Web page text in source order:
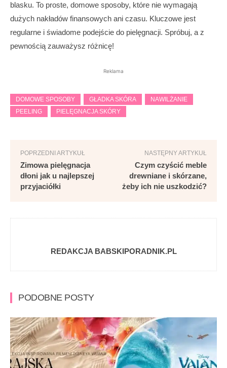
blasku. To proste, domowe sposoby, które nie wymagają
dużych nakładów finansowych ani czasu. Kluczowe jest
regularne i świadome podejście do pielęgnacji. Spróbuj, a z
pewnością zauważysz różnicę!
Reklama
DOMOWE SPOSOBY GŁADKA SKÓRA
NAWILŻANIE
PEELING
PIELĘGNACJA SKÓRY
POPRZEDNI ARTYKUŁ
Zimowa pielęgnacja
dłoni jak u najlepszej
przyjaciółki
NASTĘPNY ARTYKUŁ
Czym czyścić meble
drewniane i skórzane,
żeby ich nie uszkodzić?
REDAKCJA BABSKIPORADNIK.PL
PODOBNE POSTY